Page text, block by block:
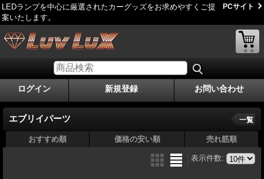
LEDランプを中心に厳選されたカーグッズをお求めやすくご提
案いたします。
PCサイト
ログイン 新規登録 お問い合わせ
エブリイパーツ 一覧
おすすめ順 価格の安い順 売れ筋順
表示件数: